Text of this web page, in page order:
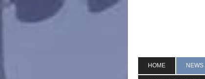
HOME